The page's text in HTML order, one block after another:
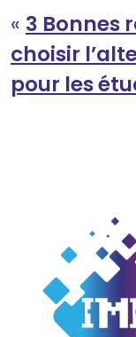
« 3 Bonnes
choisir
pour les